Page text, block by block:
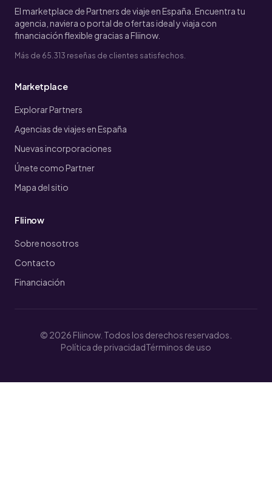
El marketplace de Partners de viaje en España. Encuentra tu
agencia, naviera o portal de ofertas ideal y viaja con
financiación flexible gracias a Fliinow.
Más de 65.313 reseñas de clientes satisfechos.
Marketplace
Explorar Partners
Agencias de viajes en España
Nuevas incorporaciones
Únete como Partner
Mapa del sitio
Fliinow
Sobre nosotros
Contacto
Financiación
© 2026 Fliinow. Todos los derechos reservados.
Política de privacidadTérminos de uso